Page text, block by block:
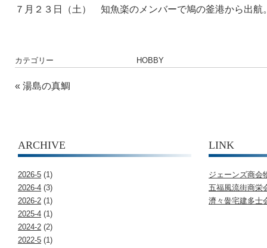
７月２３日（土） 知魚楽のメンバーで鳩の釜港から出航
カテゴリー HOBBY
« 湯島の真鯛
ARCHIVE
2026-5 (1)
2026-4 (3)
2026-2 (1)
2025-4 (1)
2024-2 (2)
2022-5 (1)
LINK
ジェーンズ商会
五福風流街商栄
濟々黌宅建多士